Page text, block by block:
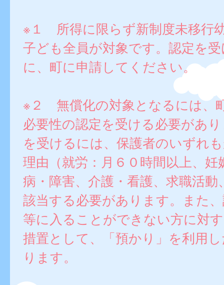
※１ 所得に限らず新制度未移行
子ども全員が対象です。認定を
に、町に申請してください。
※２ 無償化の対象となるには、
必要性の認定を受ける必要があ
を受けるには、保護者のいずれ
理由（就労：月６０時間以上、妊
病・障害、介護・看護、求職活動
該当する必要があります。また
等に入ることができない方に対
措置として、「預かり」を利用
ります。